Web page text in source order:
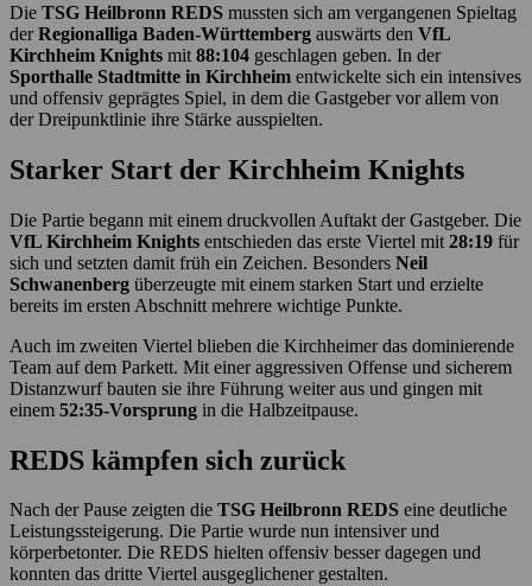
Die TSG Heilbronn REDS mussten sich am vergangenen Spieltag
derRegionalliga Baden-Württemberg auswärts den VfL
Kirchheim Knights mit 88:104 geschlagen geben. In der
Sporthalle Stadtmitte in Kirchheim entwickelte sich ein intensives
und offensiv geprägtes Spiel, in dem die Gastgeber vor allem von
der Dreipunktlinie ihre Stärke ausspielten.
Starker Start der Kirchheim Knights
Die Partie begann mit einem druckvollen Auftakt der Gastgeber. Die
VfL Kirchheim Knights entschieden das erste Viertel mit 28:19 für
sich und setzten damit früh ein Zeichen. Besonders Neil
Schwanenberg überzeugte mit einem starken Start und erzielte
bereits im ersten Abschnitt mehrere wichtige Punkte.
Auch im zweiten Viertel blieben die Kirchheimer das dominierende
Team auf dem Parkett. Mit einer aggressiven Offense und sicherem
Distanzwurf bauten sie ihre Führung weiter aus und gingen mit
einem 52:35-Vorsprung in die Halbzeitpause.
REDS kämpfen sich zurück
Nach der Pause zeigten die TSG Heilbronn REDS eine deutliche
Leistungssteigerung. Die Partie wurde nun intensiver und
körperbetonter. Die REDS hielten offensiv besser dagegen und
konnten das dritte Viertel ausgeglichener gestalten.